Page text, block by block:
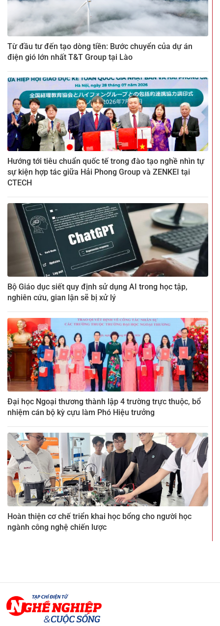
Từ đầu tư đến tạo dòng tiền: Bước chuyển của dự án
điện gió lớn nhất T&T Group tại Lào
Hướng tới tiêu chuẩn quốc tế trong đào tạo nghề nhìn tự
sự kiện hợp tác giữa Hải Phong Group và ZENKEI tại
CTECH
Bộ Giáo dục siết quy định sử dụng AI trong học tập,
nghiên cứu, gian lận sẽ bị xử lý
Đại học Ngoại thương thành lập 4 trường trực thuộc, bổ
nhiệm cán bộ kỳ cựu làm Phó Hiệu trưởng
Hoàn thiện cơ chế triển khai học bổng cho người học
ngành công nghệ chiến lược